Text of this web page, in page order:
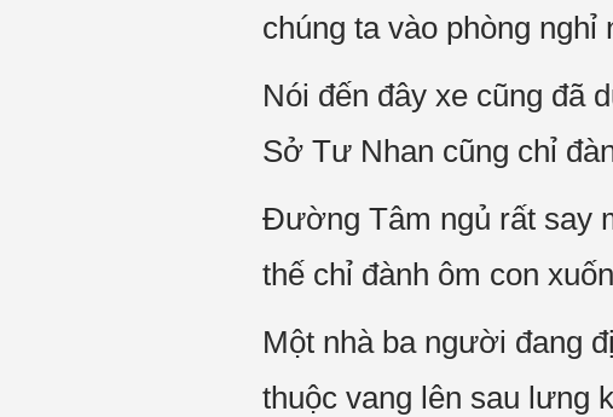
chúng ta vào phòng
Nói đến đây xe cũng đã
Sở Tư Nhan cũng chỉ
Đường Tâm ngủ rất say
thế chỉ đành ôm con
Một nhà ba người đang
thuộc vang lên sau lưng